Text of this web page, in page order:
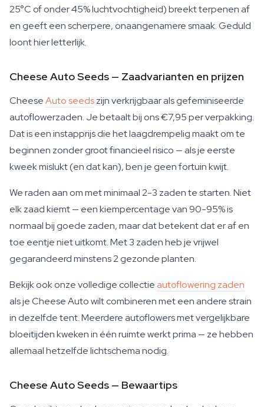
25°C of onder 45% luchtvochtigheid) breekt terpenen af
en geeft een scherpere, onaangenamere smaak. Geduld
loont hier letterlijk.
Cheese Auto Seeds — Zaadvarianten en prijzen
CheeseAuto seedszijn verkrijgbaar als gefeminiseerde
autoflowerzaden. Je betaalt bij ons €7,95 per verpakking.
Dat is een instapprijs die het laagdrempelig maakt om te
beginnen zonder groot financieel risico — als je eerste
kweek mislukt (en dat kan), ben je geen fortuin kwijt.
We raden aan om met minimaal 2-3 zaden te starten. Niet
elk zaad kiemt — een kiempercentage van 90-95% is
normaal bij goede zaden, maar dat betekent dat er af en
toe eentje niet uitkomt. Met 3 zaden heb je vrijwel
gegarandeerd minstens 2 gezonde planten.
Bekijk ook onze volledige collectie autoflowering zaden
als je Cheese Auto wilt combineren met een andere strain
in dezelfde tent. Meerdere autoflowers met vergelijkbare
bloeitijden kweken in één ruimte werkt prima — ze hebben
allemaal hetzelfde lichtschema nodig.
Cheese Auto Seeds — Bewaartips